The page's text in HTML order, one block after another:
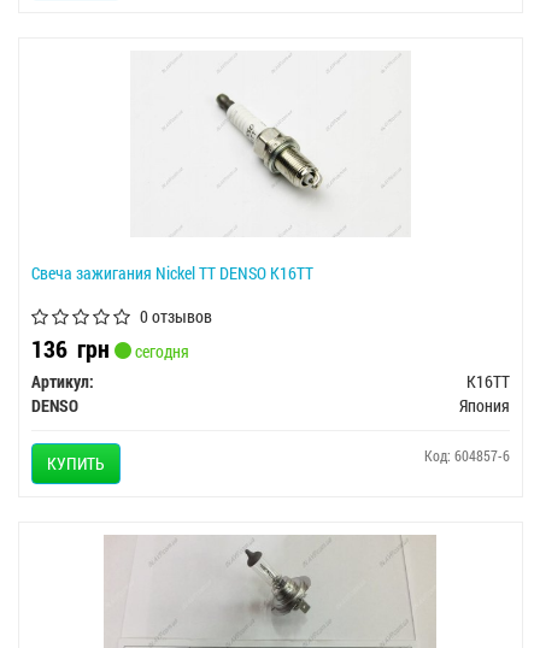
Свеча зажигания Nickel TT DENSO K16TT
0 отзывов
136 грн
сегодня
Артикул:
K16TT
DENSO
Япония
КУПИТЬ Код: 604857-6